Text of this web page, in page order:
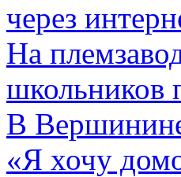
через
На
школьников
В
«Я хочу